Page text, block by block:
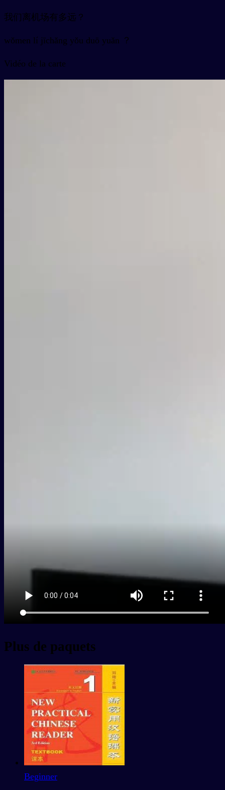
我们离机场有多远？
wǒmen lí jīchǎng yǒu duō yuǎn ？
Vidéo de la carte
Plus de paquets
Beginner